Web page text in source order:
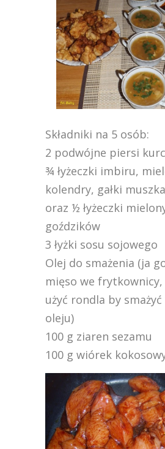
Składniki na 5 osób:
2 podwójne piersi
¾ łyżeczki imbiru,
kolendry, gałki
oraz ½ łyżeczki
goździków
3 łyżki sosu sojowego
Olej do smażenia (ja
mięso we frytkownicy,
użyć rondla by
oleju)
100 g ziaren sezamu
100 g wiórek